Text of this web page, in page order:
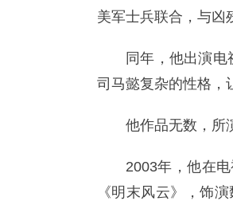
美军士兵联合，与凶
同年，他出演
司马懿复杂的性格，
他作品无数，所
2003年，他在
《明末风云》，饰